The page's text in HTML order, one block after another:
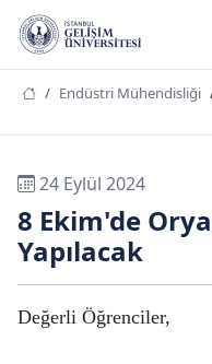
Endüstri Mühendisliği
24 Eylül 2024
8 Ekim'de
Yapılacak
Değerli Öğrenciler,